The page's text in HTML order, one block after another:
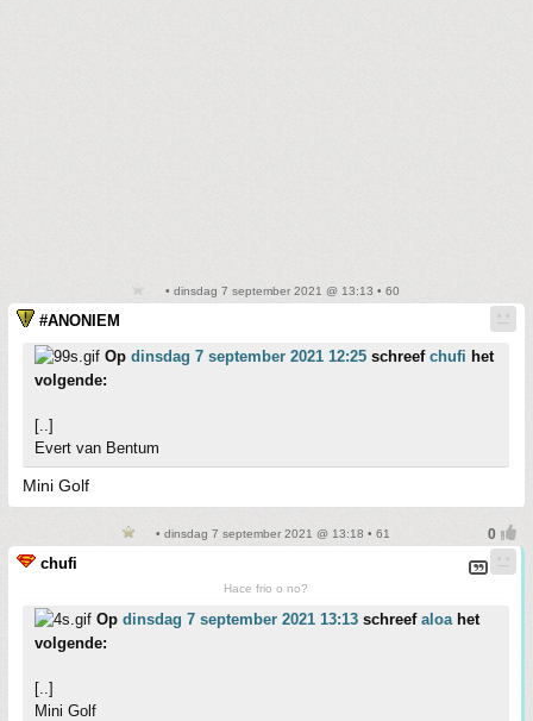
• dinsdag 7 september 2021 @ 13:13 • 60
#ANONIEM
Op dinsdag 7 september 2021 12:25 schreef chufi het
volgende:
[..]
Evert van Bentum
Mini Golf
• dinsdag 7 september 2021 @ 13:18 • 61
chufi
Hace frio o no?
Op dinsdag 7 september 2021 13:13 schreef aloahet
volgende:
[..]
Mini Golf